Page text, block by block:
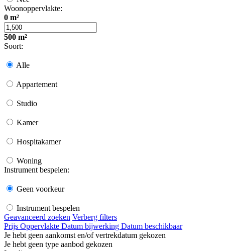
Woonoppervlakte:
0 m²
500 m²
Soort:
Alle
Appartement
Studio
Kamer
Hospitakamer
Woning
Instrument bespelen:
Geen voorkeur
Instrument bespelen
Geavanceerd zoeken Verberg filters
Prijs Oppervlakte Datum bijwerking Datum beschikbaar
Je hebt geen aankomst en/of vertrekdatum gekozen
Je hebt geen type aanbod gekozen